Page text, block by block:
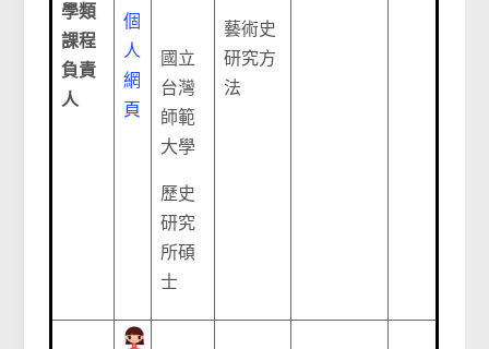
學類
課程
負責
人
個
人
網
頁
國立
台灣
師範
大學
歷史
研究
所碩
士
藝術史
研究方
法